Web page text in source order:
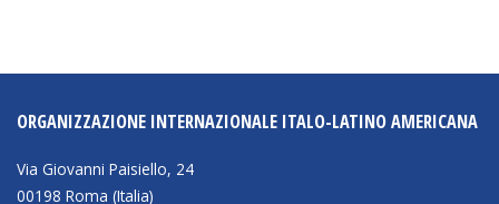
ORGANIZZAZIONE INTERNAZIONALE ITALO-LATINO AMERICANA
Via Giovanni Paisiello, 24
00198 Roma (Italia)